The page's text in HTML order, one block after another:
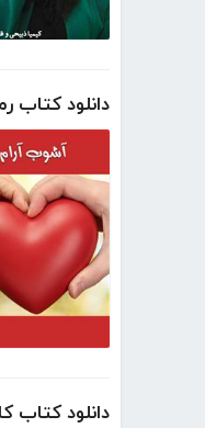
دانلود کتاب
دانلود